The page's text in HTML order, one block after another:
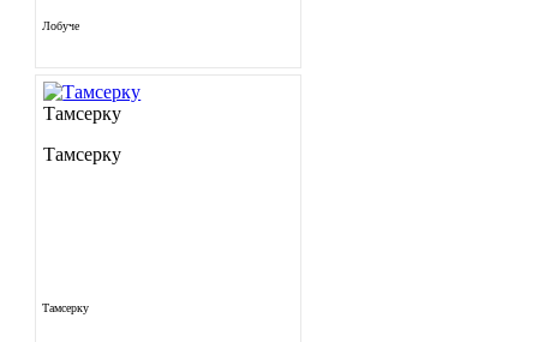
Лобуче
Тамсерку
Тамсерку
Тамсерку